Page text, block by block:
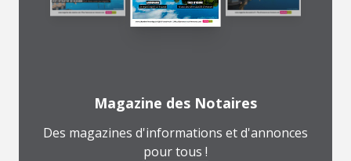
Magazine des Notaires
Des magazines d'informations et d'annonces
pour tous !